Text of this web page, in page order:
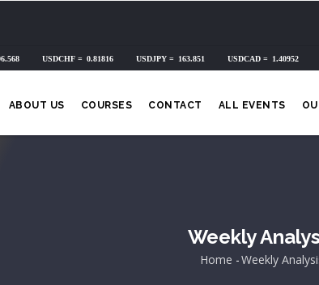
ABOUT US COURSES CONTACT ALL EVENTS
Weekly
Home -Weekly